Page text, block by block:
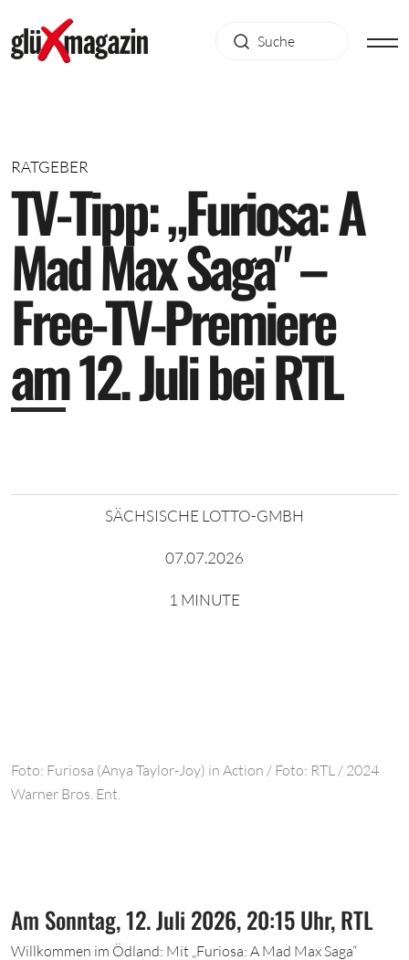
RATGEBER
TV-Tipp:„Furiosa:A
MadMaxSaga"–
Free-TV-Premiere
am12.JulibeiRTL
SÄCHSISCHE LOTTO-GMBH
07.07.2026
1 MINUTE
Foto: Furiosa (Anya Taylor-Joy) in Action / Foto: RTL / 2024
Warner Bros. Ent.
Am Sonntag, 12. Juli 2026, 20:15 Uhr, RTL
Willkommen im Ödland: Mit „Furiosa: A Mad Max Saga“